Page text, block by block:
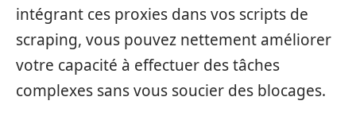
intégrant ces proxies dans vos scripts de
scraping, vous pouvez nettement améliorer
votre capacité à effectuer des tâches
complexes sans vous soucier des blocages.